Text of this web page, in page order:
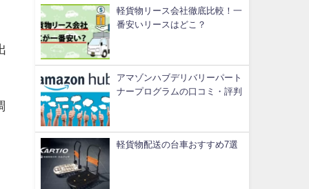
軽貨物リース会社徹底比較！一
番安いリースはどこ？
アマゾンハブデリバリーパート
ナープログラムの口コミ・評判
軽貨物配送の台車おすすめ7選